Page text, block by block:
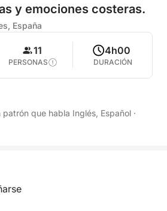
y emociones costeras.
España
11
PERSONAS
4h00
DURACIÓN
patrón que habla Inglés, Español ·